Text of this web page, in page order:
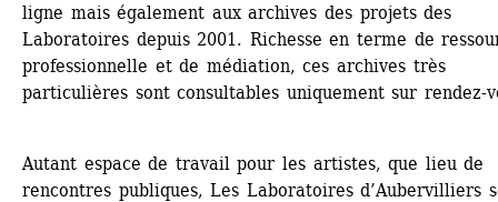
ligne mais également aux archives des projets des
Laboratoires depuis 2001. Richesse en terme de
professionnelle et de médiation, ces archives très
particulières sont consultables uniquement sur rendez-
Autant espace de travail pour les artistes, que lieu de
rencontres publiques, Les Laboratoires d’Aubervilliers